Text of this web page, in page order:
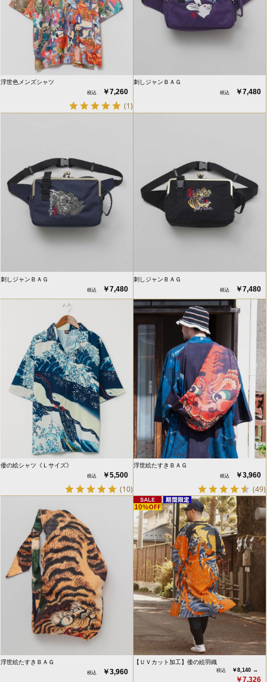
浮世色メンズシャツ
￥7,260
(1)
刺しジャンＢＡＧ
￥7,480
刺しジャンＢＡＧ
￥7,480
刺しジャンＢＡＧ
￥7,480
倭の絵シャツ《Ｌサイズ》
￥5,500
(10)
浮世絵たすきＢＡＧ
￥3,960
(49)
浮世絵たすきＢＡＧ
￥3,960
【ＵＶカット加工】倭の絵羽織
￥8,140 →
￥7,326